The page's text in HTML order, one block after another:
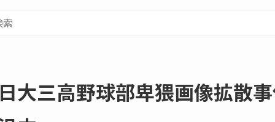
大三高野球部卑猥画像拡散